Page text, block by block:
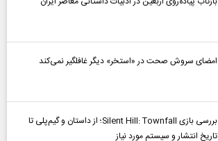
امضای سروش صحت در «استخر» دیگر غافلگیر نمی‌کند
بررسی بازی Silent Hill: Townfall؛ از داستان و گیم‌پلی تا
تاریخ انتشار و سیستم مورد نیاز